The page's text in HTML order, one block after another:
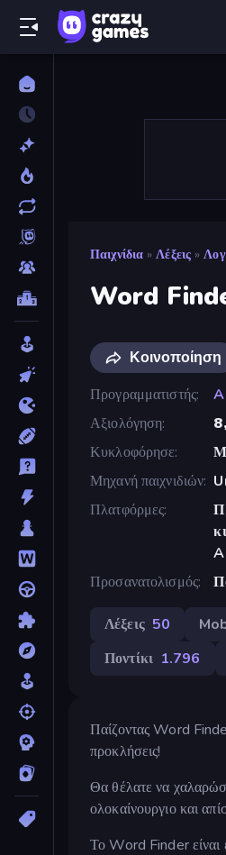
Παιχνίδια » Λέξεις »
Word
Κοινοποίηση
Προγραμματιστής
Αξιολόγηση
Κυκλοφόρησε
Μηχανή παιχνιδιών
Πλατφόρμες
Προσανατολισμός
Λέξεις 50
Ποντίκι 1.796
Παίζοντας Word
προκλήσεις!
Θα θέλατε να
ολοκαίνουργιο και
Το Word Finder είναι